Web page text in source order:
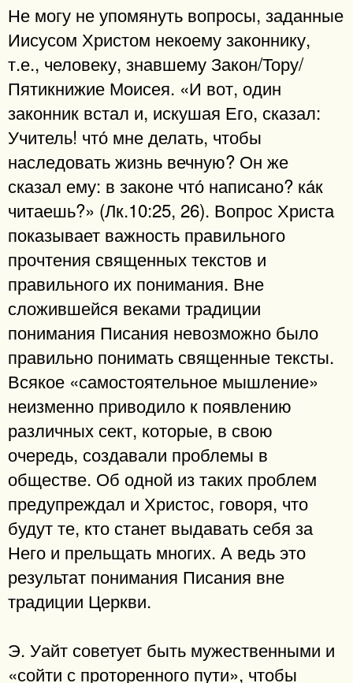
Не могу не упомянуть вопросы, заданные
Иисусом Христом некоему законнику,
т.е., человеку, знавшему Закон/Тору/
Пятикнижие Моисея. «И вот, один
законник встал и, искушая Его, сказал:
Учитель! что́ мне делать, чтобы
наследовать жизнь вечную? Он же
сказал ему: в законе что́ написано? ка́к
читаешь?» (Лк.10:25, 26). Вопрос Христа
показывает важность правильного
прочтения священных текстов и
правильного их понимания. Вне
сложившейся веками традиции
понимания Писания невозможно было
правильно понимать священные тексты.
Всякое «самостоятельное мышление»
неизменно приводило к появлению
различных сект, которые, в свою
очередь, создавали проблемы в
обществе. Об одной из таких проблем
предупреждал и Христос, говоря, что
будут те, кто станет выдавать себя за
Него и прельщать многих. А ведь это
результат понимания Писания вне
традиции Церкви.
Э. Уайт советует быть мужественными и
«сойти с проторенного пути», чтобы